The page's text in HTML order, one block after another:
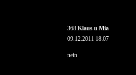
368 Klaus u Mia
09.12.2011 18:07
nein